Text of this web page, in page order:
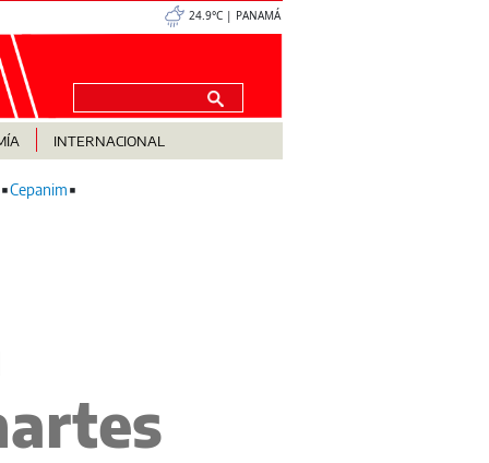
24.9°C | PANAMÁ
INTERNACIONAL
Cepanim